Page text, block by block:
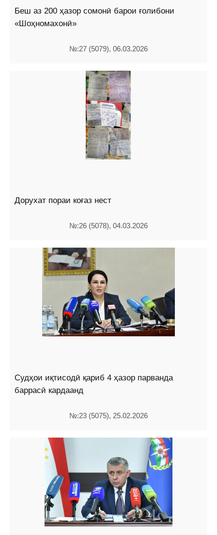
Беш аз 200 ҳазор сомонӣ барои ғолибони
«Шоҳномахонӣ»
№:27 (5079), 06.03.2026
Дорухат пораи коғаз нест
№:26 (5078), 04.03.2026
Судҳои иқтисодӣ қариб 4 ҳазор парванда
баррасӣ кардаанд
№:23 (5075), 25.02.2026